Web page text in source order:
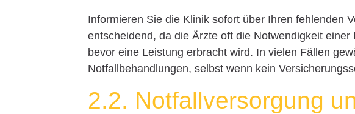
Informieren Sie die Klinik sofort über Ihren fehlenden
entscheidend, da die Ärzte oft die Notwendigkeit
bevor eine Leistung erbracht wird. In vielen Fällen
Notfallbehandlungen, selbst wenn kein
2.2. Notfallversorgung